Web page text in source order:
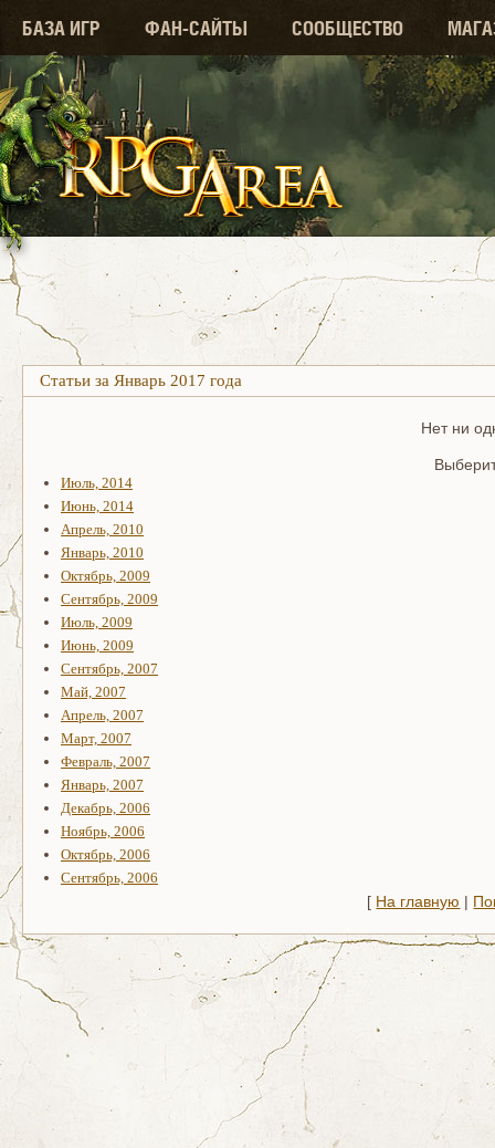
БАЗА ИГР ФАН-САЙТЫ СООБЩЕСТВО
Статьи за Январь 2017 года
Нет ни
Июль, 2014
Июнь, 2014
Апрель, 2010
Январь, 2010
Октябрь, 2009
Сентябрь, 2009
Июль, 2009
Июнь, 2009
Сентябрь, 2007
Май, 2007
Апрель, 2007
Март, 2007
Февраль, 2007
Январь, 2007
Декабрь, 2006
Ноябрь, 2006
Октябрь, 2006
Сентябрь, 2006
[ На главную |